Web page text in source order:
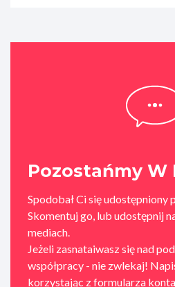
Pozostańmy W
Spodobał Ci się udostępniony
Skomentuj go, lub udostępnij
mediach.
Jeżeli zasnataiwasz się nad
współpracy - nie zwlekaj!
korzystając z formularza